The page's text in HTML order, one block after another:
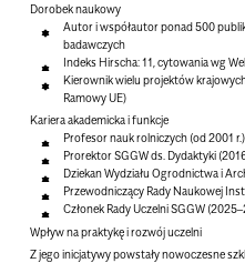
Dorobek naukowy
Autor i współautor ponad 500
badawczych
Indeks Hirscha: 11, cytowania wg
Kierownik wielu projektów
Ramowy UE)
Kariera akademicka i funkcje
Profesor nauk rolniczych (od 2001 r.)
Prorektor SGGW ds. Dydaktyki
Dziekan Wydziału Ogrodnictwa i
Przewodniczący Rady Naukowej
Członek Rady Uczelni SGGW
Wpływ na praktykę i rozwój uczelni
Z jego inicjatywy powstały nowoczesne